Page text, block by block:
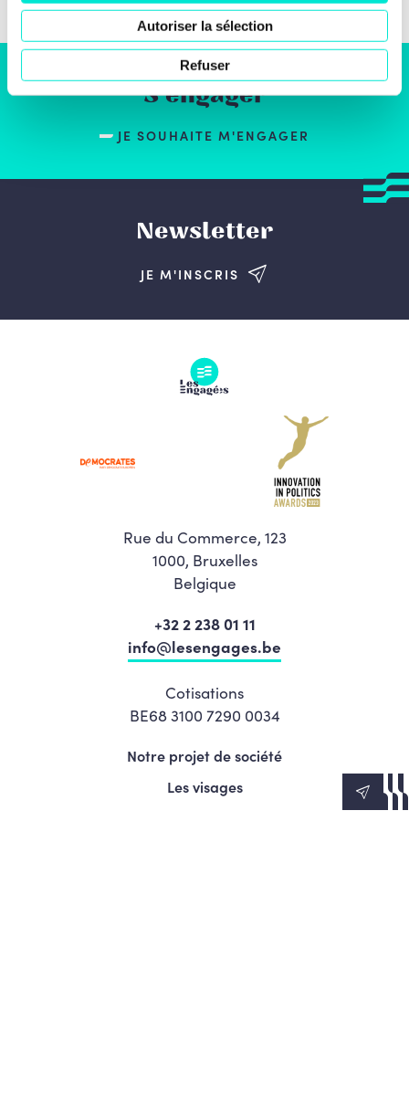
Autoriser la sélection
Refuser
S'engager
JE SOUHAITE M'ENGAGER
Newsletter
JE M'INSCRIS
Rue du Commerce, 123
1000, Bruxelles
Belgique
+32 2 238 01 11
info@lesengages.be
Cotisations
BE68 3100 7290 0034
Notre projet de société
Les visages